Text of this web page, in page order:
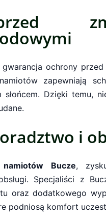
ochrony przed
zapewniają
Dzięki temu,
i
Bucze,
Specjaliści z
oraz dodatkowego
podniosą komfort